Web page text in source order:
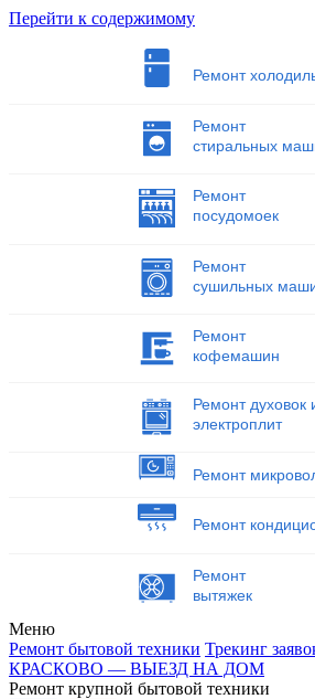
Перейти к содержимому
Ремонт
Ремонт
стиральных
Ремонт
посудомоек
Ремонт
сушильных
Ремонт
кофемашин
Ремонт духовок
электроплит
Ремонт
Ремонт
Ремонт
вытяжек
Меню
Ремонт бытовой техники Трекинг
КРАСКОВО — ВЫЕЗД НА ДОМ
Ремонт крупной бытовой техники